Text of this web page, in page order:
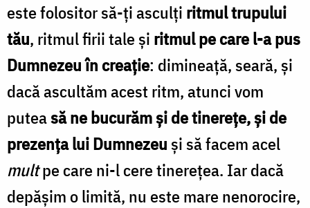
este folositor să-ți asculți ritmul trupului
tău, ritmul firii tale și ritmul pe care l-a pus
Dumnezeu în creație: dimineață, seară, și
dacă ascultăm acest ritm, atunci vom
puteasă ne bucurăm și de tinerețe, și de
prezența lui Dumnezeuși să facem acel
multpe care ni-l cere tinerețea. Iar dacă
depășim o limită, nu este mare nenorocire,